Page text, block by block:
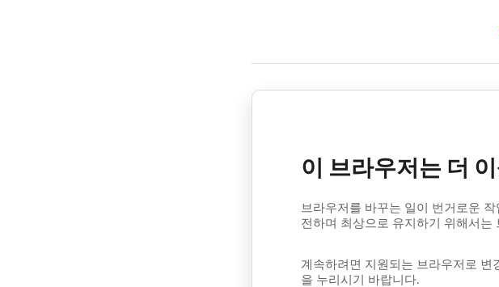
이 브라우저는 더
브라우저를 바꾸는 일이 번거로운
전하며 최상으로 유지하기 위해서는
계속하려면 지원되는 브라우저로 변
을 누리시기 바랍니다.